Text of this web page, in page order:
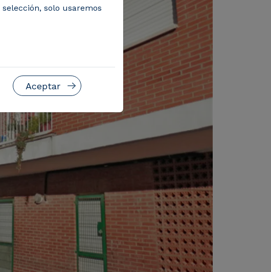
solo usaremos
Aceptar